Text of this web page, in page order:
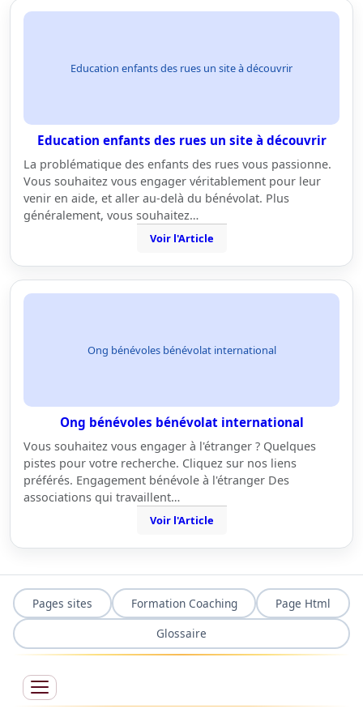
Education enfants des rues un site à découvrir
Education enfants des rues un site à découvrir
La problématique des enfants des rues vous passionne.
Vous souhaitez vous engager véritablement pour leur
venir en aide, et aller au-delà du bénévolat. Plus
généralement, vous souhaitez…
Voir l'Article
Ong bénévoles bénévolat international
Ong bénévoles bénévolat international
Vous souhaitez vous engager à l'étranger ? Quelques
pistes pour votre recherche. Cliquez sur nos liens
préférés. Engagement bénévole à l'étranger Des
associations qui travaillent…
Voir l'Article
Pages sites Formation Coaching
Page Html
Glossaire